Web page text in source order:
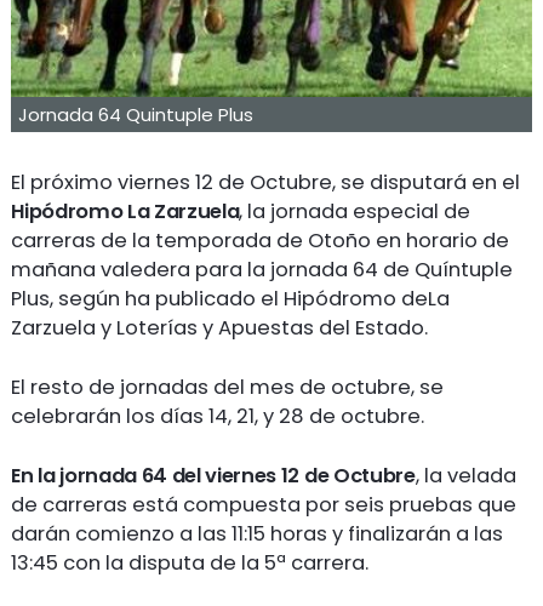
Jornada 64 Quintuple Plus
El próximo viernes 12 de Octubre, se disputará en el
Hipódromo La Zarzuela, la jornada especial de
carreras de la temporada de Otoño en horario de
mañana valedera para la jornada 64 de Quíntuple
Plus, según ha publicado el Hipódromo deLa
Zarzuela y Loterías y Apuestas del Estado.
El resto de jornadas del mes de octubre, se
celebrarán los días 14, 21, y 28 de octubre.
En la jornada 64 del viernes 12 de Octubre, la velada
de carreras está compuesta por seis pruebas que
darán comienzo a las 11:15 horas y finalizarán a las
13:45 con la disputa de la 5ª carrera.